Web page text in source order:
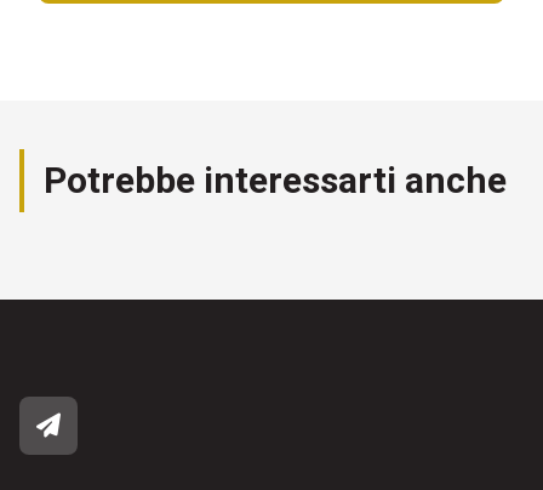
Potrebbe interessarti anche